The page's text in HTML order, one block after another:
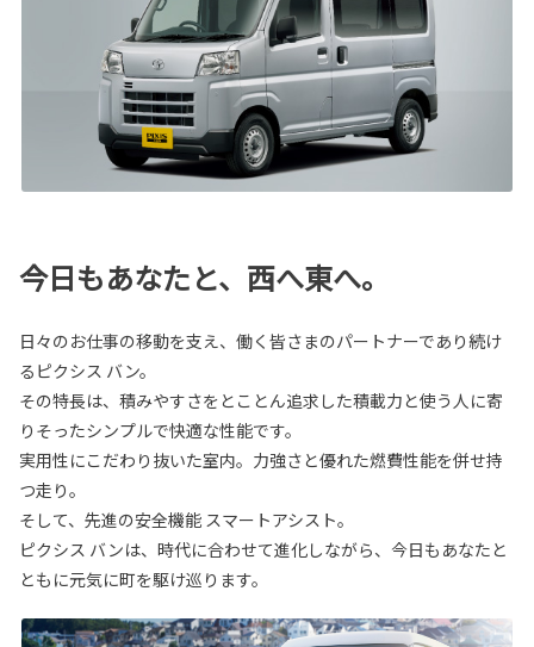
今日もあなたと、西へ東へ。
日々のお仕事の移動を支え、働く皆さまのパートナーであり続け
るピクシス バン。
その特長は、積みやすさをとことん追求した積載力と使う人に寄
りそったシンプルで快適な性能です。
実用性にこだわり抜いた室内。力強さと優れた燃費性能を併せ持
つ走り。
そして、先進の安全機能 スマートアシスト。
ピクシス バンは、時代に合わせて進化しながら、今日もあなたと
ともに元気に町を駆け巡ります。